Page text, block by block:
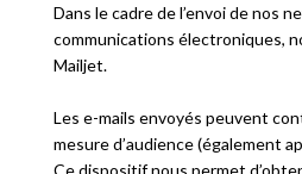
Dans le cadre de l’envoi de nos
communications électroniques,
Mailjet.
Les e-mails envoyés peuvent
mesure d’audience (également
Ce dispositif nous permet